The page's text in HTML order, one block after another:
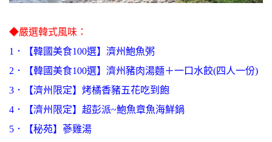
◆嚴選韓式風味：
1．【韓國美食100選】濟州鮑魚粥
2．【韓國美食100選】濟州豬肉湯麵＋一口水餃(四人一份)
3．【濟州限定】烤橘香豬五花吃到飽
4．【濟州限定】超彭派~鮑魚章魚海鮮鍋
5．【秘苑】蔘雞湯